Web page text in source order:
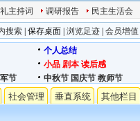
主持词 调研报告 民主生活会
搜索 保存桌面 浏览足迹 会员增值
个人总结
小品 剧本 读后感
节 中秋节 国庆节 教师节
社会管理 垂直系统 其他栏目